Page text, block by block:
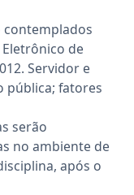
contemplados
de
Servidor e
pública; fatores
serão
no ambiente de
após o